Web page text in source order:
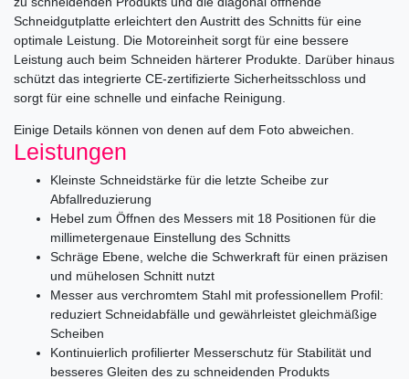
Schneidgutplatte erleichtert den Austritt des Schnitts für eine
optimale Leistung. Die Motoreinheit sorgt für eine bessere
Leistung auch beim Schneiden härterer Produkte. Darüber hinaus
schützt das integrierte CE-zertifizierte Sicherheitsschloss und
sorgt für eine schnelle und einfache Reinigung.
Einige Details können von denen auf dem Foto abweichen.
Leistungen
Kleinste Schneidstärke für die letzte Scheibe zur
Abfallreduzierung
Hebel zum Öffnen des Messers mit 18 Positionen für die
millimetergenaue Einstellung des Schnitts
Schräge Ebene, welche die Schwerkraft für einen präzisen
und mühelosen Schnitt nutzt
Messer aus verchromtem Stahl mit professionellem Profil:
reduziert Schneidabfälle und gewährleistet gleichmäßige
Scheiben
Kontinuierlich profilierter Messerschutz für Stabilität und
besseres Gleiten des zu schneidenden Produkts